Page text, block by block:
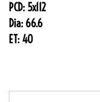
PCD: 5x112
Dia: 66.6
ET: 40